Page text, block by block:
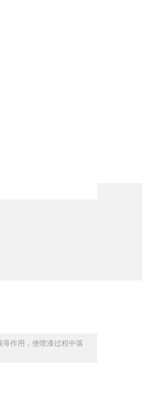
作用，使喷漆过程中落